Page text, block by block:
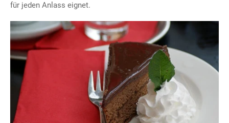
für jeden Anlass eignet.